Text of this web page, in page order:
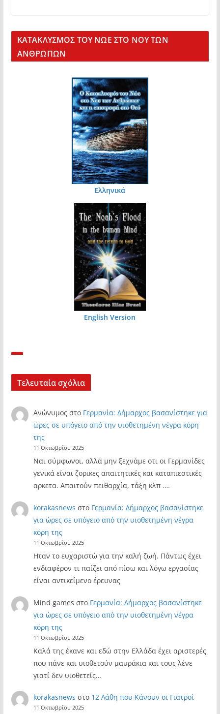
KΑΤΑΚΛΥΣΜΟΣ ΤΟΥ ΝΩΕ ΣΤΟ ΝΟΥ ΤΩΝ
ΑΝΘΡΩΠΩΝ
Ελληνικά
English Version
Τελευταία σχόλια
Ανώνυμος στο Γερμανία: Δήμαρχος βασανίστηκε για
ώρες σε υπόγειο από την υιοθετημένη νέγρα κόρη
της
11 Οκτωβρίου 2025
Ναι σύμφωνοι, αλλά μην ξεχνάμε οτι οι Γερμανίδες
γενικά είναι ζορικες απαιτητικές και καταπιεστικές
αρκετα. Απαιτούν πειθαρχία, τάξη κλπ .…
korakasnews στο Γερμανία: Δήμαρχος βασανίστηκε
για ώρες σε υπόγειο από την υιοθετημένη νέγρα
κόρη της
11 Οκτωβρίου 2025
Ηταν το ευχαριστώ για την καλή ζωή. Πάντως έχει
ενδιαφέρον τι παίζει από πίσω και λόγω εργασίας
είναι αντικείμενο έρευνας
Mind games στο Γερμανία: Δήμαρχος βασανίστηκε
για ώρες σε υπόγειο από την υιοθετημένη νέγρα
κόρη της
11 Οκτωβρίου 2025
Καλά της έκανε και εδώ στην Ελλάδα έχει αριστερές
που πάνε και υιοθετούν μαυράκια και τους λένε
γιατί δεν υιοθετείς…
korakasnews στο 12 Λάθη που Κάνουν οι Γιατροί
11 Οκτωβρίου 2025